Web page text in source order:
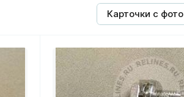
Карточки с фото